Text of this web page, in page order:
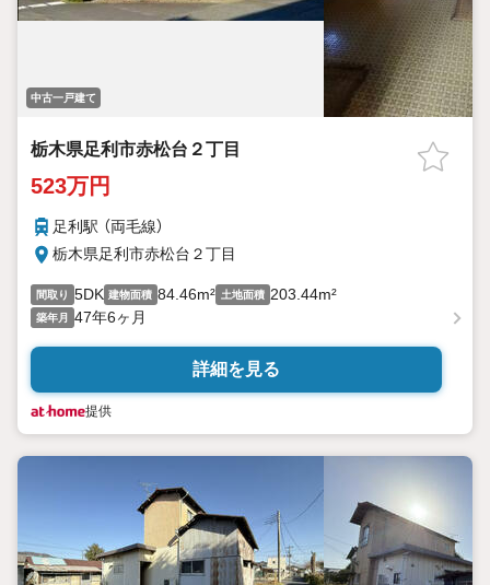
中古一戸建て
栃木県足利市赤松台２丁目
523万円
足利駅 （両毛線）
栃木県足利市赤松台２丁目
間取り 5DK 建物面積 84.46m² 土地面積 203.44m²
築年月 47年6ヶ月
詳細を見る
提供